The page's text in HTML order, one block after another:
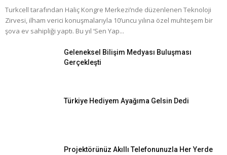
Turkcell tarafından Haliç Kongre Merkezi’nde düzenlenen Teknoloji
Zirvesi, ilham verici konuşmalarıyla 10’uncu yılına özel muhteşem bir
şova ev sahipliği yaptı. Bu yıl ‘Sen Yap...
Geleneksel Bilişim Medyası Buluşması
Gerçekleşti
Türkiye Hediyem Ayağıma Gelsin Dedi
Projektörünüz Akıllı Telefonunuzla Her Yerde